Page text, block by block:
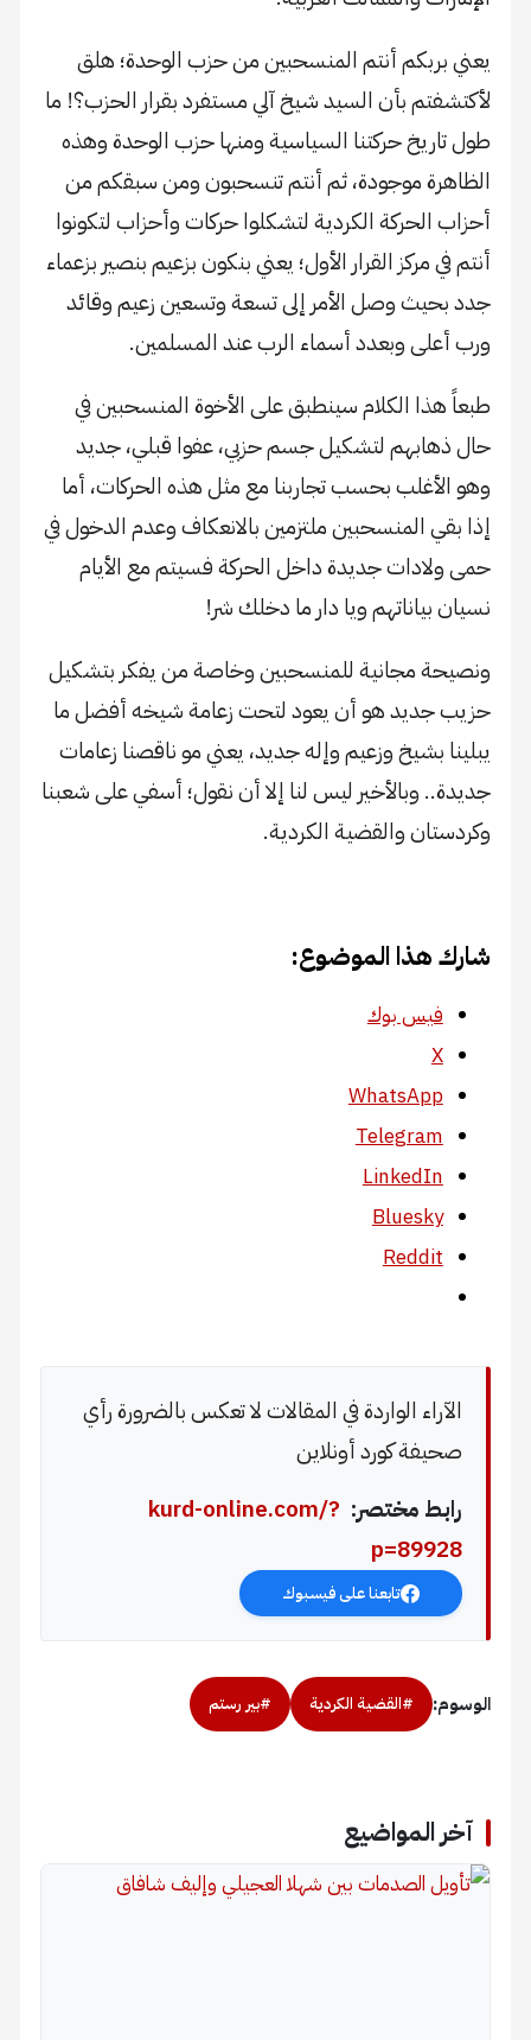
يعني بربكم أنتم المنسحبين من حزب الوحدة؛ هلق
لأكتشفتم بأن السيد شيخ آلي مستفرد بقرار الحزب؟! ما
طول تاريخ حركتنا السياسية ومنها حزب الوحدة وهذه
الظاهرة موجودة، ثم أنتم تنسحبون ومن سبقكم من
أحزاب الحركة الكردية لتشكلوا حركات وأحزاب لتكونوا
أنتم في مركز القرار الأول؛ يعني بنكون بزعيم بنصير بزعماء
جدد بحيث وصل الأمر إلى تسعة وتسعين زعيم وقائد
ورب أعلى وبعدد أسماء الرب عند المسلمين.
طبعاً هذا الكلام سينطبق على الأخوة المنسحبين في
حال ذهابهم لتشكيل جسم حزبي، عفوا قبلي، جديد
وهو الأغلب بحسب تجاربنا مع مثل هذه الحركات، أما
إذا بقي المنسحبين ملتزمين بالانعكاف وعدم الدخول في
حمى ولادات جديدة داخل الحركة فسيتم مع الأيام
نسيان بياناتهم ويا دار ما دخلك شر!
ونصيحة مجانية للمنسحبين وخاصة من يفكر بتشكيل
حزيب جديد هو أن يعود لتحت زعامة شيخه أفضل ما
يبلينا بشيخ وزعيم وإله جديد، يعني مو ناقصنا زعامات
جديدة.. وبالأخير ليس لنا إلا أن نقول؛ أسفي على شعبنا
وكردستان والقضية الكردية.
شارك هذا الموضوع:
فيس بوك
X
WhatsApp
Telegram
LinkedIn
Bluesky
Reddit
الآراء الواردة في المقالات لا تعكس بالضرورة رأي
صحيفة كورد أونلاين
رابط مختصر: kurd-online.com/?
p=89928
تابعنا على فيسبوك
الوسوم: #القضية الكردية #بير رستم
آخر المواضيع